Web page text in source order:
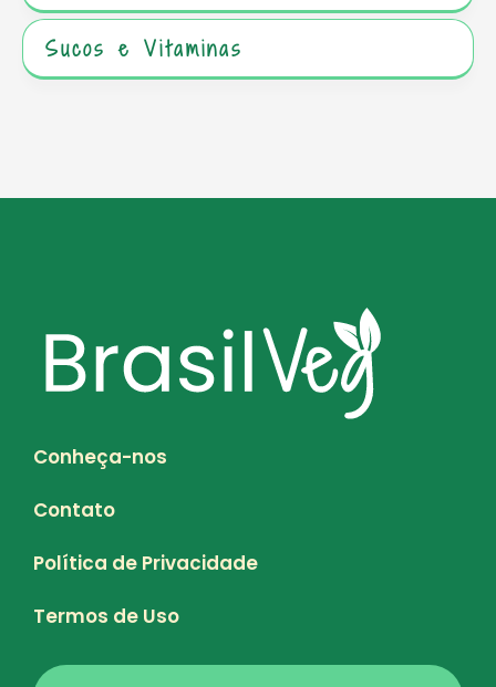
Sucos e Vitaminas
Conheça-nos
Contato
Política de Privacidade
Termos de Uso